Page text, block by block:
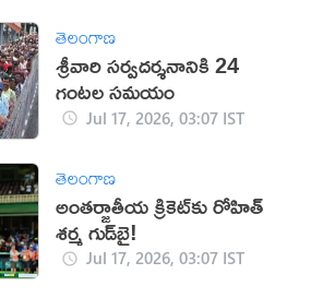
తెలంగాణ
శ్రీవారి సర్వదర్శనానికి 24
గంటల సమయం
Jul 17, 2026, 03:07 IST
తెలంగాణ
అంతర్జాతీయ క్రికెట్‌కు రోహిత్
శర్మ గుడ్‌బై!
Jul 17, 2026, 03:07 IST